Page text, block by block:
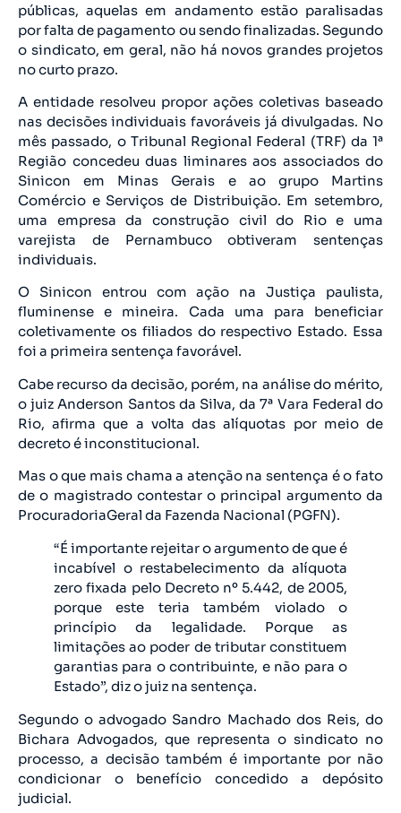
públicas, aquelas em andamento estão paralisadas
por falta de pagamento ou sendo finalizadas. Segundo
o sindicato, em geral, não há novos grandes projetos
no curto prazo.
A entidade resolveu propor ações coletivas baseado
nas decisões individuais favoráveis já divulgadas. No
mês passado, o Tribunal Regional Federal (TRF) da 1ª
Região concedeu duas liminares aos associados do
Sinicon em Minas Gerais e ao grupo Martins
Comércio e Serviços de Distribuição. Em setembro,
uma empresa da construção civil do Rio e uma
varejista de Pernambuco obtiveram sentenças
individuais.
O Sinicon entrou com ação na Justiça paulista,
fluminense e mineira. Cada uma para beneficiar
coletivamente os filiados do respectivo Estado. Essa
foi a primeira sentença favorável.
Cabe recurso da decisão, porém, na análise do mérito,
o juiz Anderson Santos da Silva, da 7ª Vara Federal do
Rio, afirma que a volta das alíquotas por meio de
decreto é inconstitucional.
Mas o que mais chama a atenção na sentença é o fato
de o magistrado contestar o principal argumento da
Procuradoria­Geral da Fazenda Nacional (PGFN).
“É importante rejeitar o argumento de que é
incabível o restabelecimento da alíquota
zero fixada pelo Decreto nº 5.442, de 2005,
porque este teria também violado o
princípio da legalidade. Porque as
limitações ao poder de tributar constituem
garantias para o contribuinte, e não para o
Estado”, diz o juiz na sentença.
Segundo o advogado Sandro Machado dos Reis, do
Bichara Advogados, que representa o sindicato no
processo, a decisão também é importante por não
condicionar o benefício concedido a depósito
judicial.